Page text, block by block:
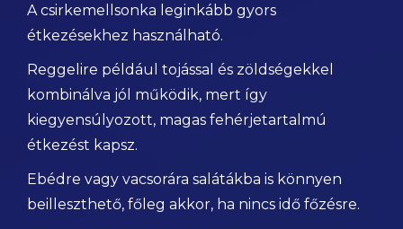
A csirkemellsonka leginkább gyors
étkezésekhez használható.
Reggelire például tojással és zöldségekkel
kombinálva jól működik, mert így
kiegyensúlyozott, magas fehérjetartalmú
étkezést kapsz.
Ebédre vagy vacsorára salátákba is könnyen
beilleszthető, főleg akkor, ha nincs idő főzésre.